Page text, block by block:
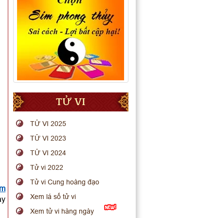
TỬ VI
TỬ VI 2025
TỬ VI 2023
TỬ VI 2024
Tử vi 2022
Tử vi Cung hoàng đạo
Xem lá số tử vi
Xem tử vi hàng ngày